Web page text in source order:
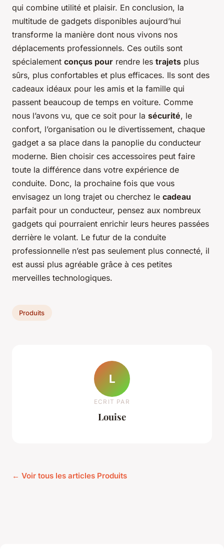
qui combine utilité et plaisir. En conclusion, la
multitude de gadgets disponibles aujourd’hui
transforme la manière dont nous vivons nos
déplacements professionnels. Ces outils sont
spécialement conçus pour rendre les trajets plus
sûrs, plus confortables et plus efficaces. Ils sont des
cadeaux idéaux pour les amis et la famille qui
passent beaucoup de temps en voiture. Comme
nous l’avons vu, que ce soit pour la sécurité, le
confort, l’organisation ou le divertissement, chaque
gadget a sa place dans la panoplie du conducteur
moderne. Bien choisir ces accessoires peut faire
toute la différence dans votre expérience de
conduite. Donc, la prochaine fois que vous
envisagez un long trajet ou cherchez le cadeau
parfait pour un conducteur, pensez aux nombreux
gadgets qui pourraient enrichir leurs heures passées
derrière le volant. Le futur de la conduite
professionnelle n’est pas seulement plus connecté, il
est aussi plus agréable grâce à ces petites
merveilles technologiques.
Produits
L
ECRIT PAR
Louise
← Voir tous les articles Produits